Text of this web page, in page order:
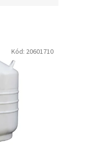
Kód: 20601710